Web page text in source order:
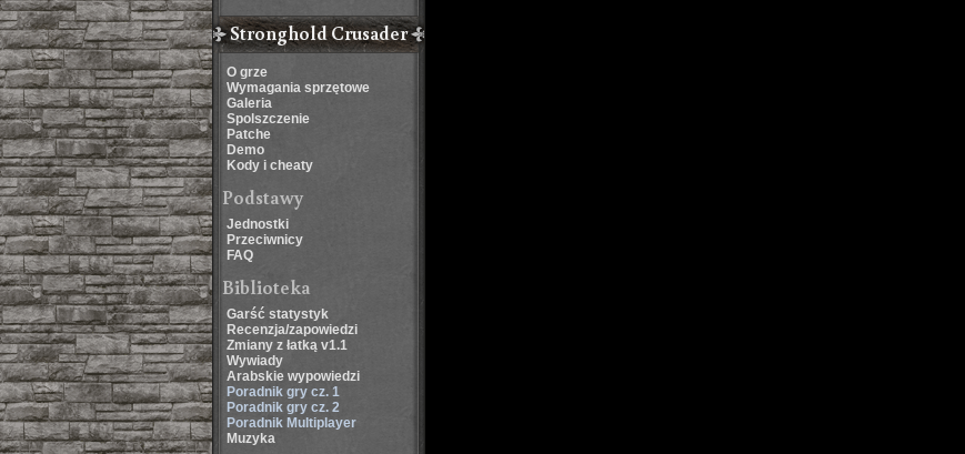
Stronghold Crusader
O grze
Wymagania sprzętowe
Galeria
Spolszczenie
Patche
Demo
Kody i cheaty
Podstawy
Jednostki
Przeciwnicy
FAQ
Biblioteka
Garść statystyk
Recenzja/zapowiedzi
Zmiany z łatką v1.1
Wywiady
Arabskie wypowiedzi
Poradnik gry cz. 1
Poradnik gry cz. 2
Poradnik Multiplayer
Muzyka